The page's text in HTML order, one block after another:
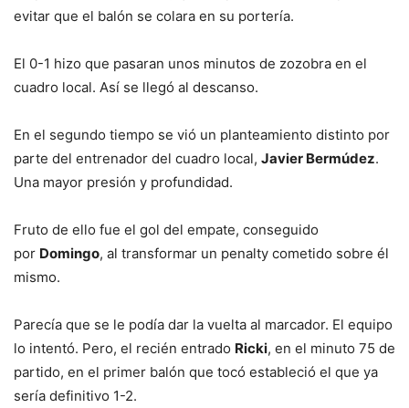
evitar que el balón se colara en su portería.
El 0-1 hizo que pasaran unos minutos de zozobra en el
cuadro local. Así se llegó al descanso.
En el segundo tiempo se vió un planteamiento distinto por
parte del entrenador del cuadro local, Javier Bermúdez.
Una mayor presión y profundidad.
Fruto de ello fue el gol del empate, conseguido
por Domingo, al transformar un penalty cometido sobre él
mismo.
Parecía que se le podía dar la vuelta al marcador. El equipo
lo intentó. Pero, el recién entrado Ricki, en el minuto 75 de
partido, en el primer balón que tocó estableció el que ya
sería definitivo 1-2.